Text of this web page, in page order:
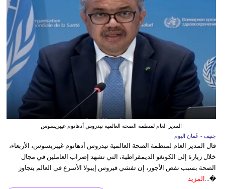
المدير العام لمنظمة الصحة العالمية تيدروس أدهانوم غيبريسوس
جنيف - عُمان اليوم
قال المدير العام لمنظمة الصحة العالمية تيدروس أدهانوم غيبريسوس، الأربعاء،
خلال زيارة إلى الكونغو الديمقراطية، التي تشهد إضراب العاملين في مجال
الصحة بسبب نقص الأجور، إن تفشي فيروس إيبولا الأسرع في العالم يتجاوز
�... المزيد